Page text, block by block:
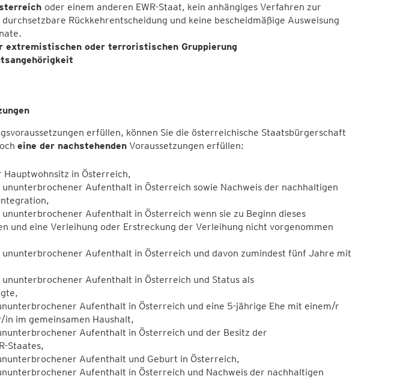
oder einem anderen EWR-Staat, kein anhängiges Verfahren zur
Rückkehrentscheidung und keine bescheidmäßige Ausweisung
extremistischen oder terroristischen Gruppierung
erfüllen, können Sie die österreichische Staatsbürgerschaft
eine der nachstehendenVoraussetzungen erfüllen:
in Österreich,
Aufenthalt in Österreich sowie Nachweis der nachhaltigen
Aufenthalt in Österreich wenn sie zu Beginn dieses
und eine Verleihung oder Erstreckung der Verleihung nicht vorgenommen
Aufenthalt in Österreich und davon zumindest fünf Jahre mit
Aufenthalt in Österreich und Status als
Aufenthalt in Österreich und eine 5-jährige Ehe mit einem/r
im gemeinsamen Haushalt,
Aufenthalt in Österreich und der Besitz der
Staates,
Aufenthalt und Geburt in Österreich,
Aufenthalt in Österreich und Nachweis der nachhaltigen